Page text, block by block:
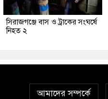
সিরাজগঞ্জে বাস ও ট্রাকের সংঘর্ষে
নিহত ২
আমাদের সম্পর্কে